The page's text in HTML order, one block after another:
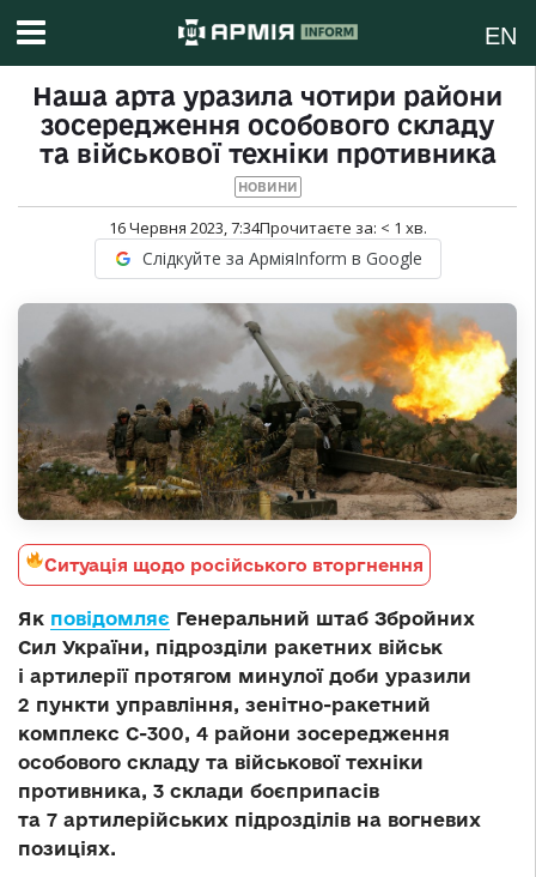
EN
Наша арта уразила чотири райони
зосередження особового складу
та військової техніки противника
НОВИНИ
16 Червня 2023, 7:34Прочитаєте за: < 1 хв.
Слідкуйте за АрміяInform в Google
Ситуація щодо російського вторгнення
Як повідомляє Генеральний штаб Збройних
Сил України, підрозділи ракетних військ
і артилерії протягом минулої доби уразили
2 пункти управління, зенітно-ракетний
комплекс С-300, 4 райони зосередження
особового складу та військової техніки
противника, 3 склади боєприпасів
та 7 артилерійських підрозділів на вогневих
позиціях.